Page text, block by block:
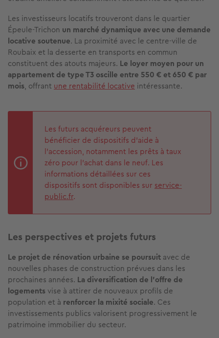
Les investisseurs locatifs trouveront dans le quartier
Épeule-Trichon un marché dynamique avec une demande
locative soutenue. La proximité avec le centre-ville de
Roubaix et la desserte en transports en commun
constituent des atouts majeurs. Le loyer moyen pour un
appartement de type T3 oscille entre 550 € et 650 € par
mois, offrant une rentabilité locative intéressante.
Les futurs acquéreurs peuvent
bénéficier de dispositifs d'aide à
l'accession, notamment les prêts à taux
zéro pour l'achat dans le neuf. Les
informations détaillées sur ces
dispositifs sont disponibles sur service-
public.fr.
Les perspectives et projets futurs
Le projet de rénovation urbaine se poursuit avec de
nouvelles phases de construction prévues dans les
prochaines années. La diversification de l'offre de
logements vise à attirer de nouveaux profils de
population et à renforcer la mixité sociale. Ces
investissements publics valorisent progressivement le
patrimoine immobilier du secteur.